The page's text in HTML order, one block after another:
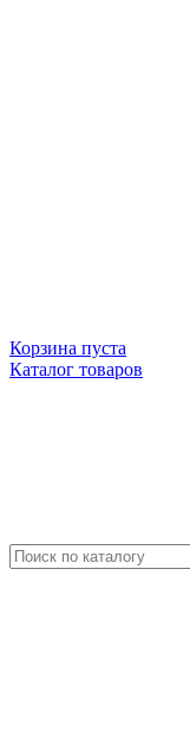
Корзина пуста
Каталог товаров